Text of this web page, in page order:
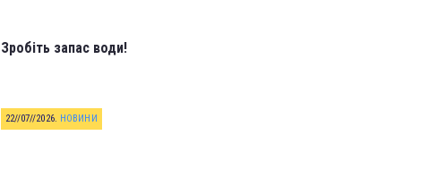
Зробіть запас води!
22//07//2026. НОВИНИ